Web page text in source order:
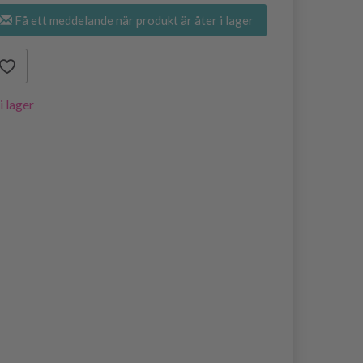
Få ett meddelande när produkt är åter i lager
lager